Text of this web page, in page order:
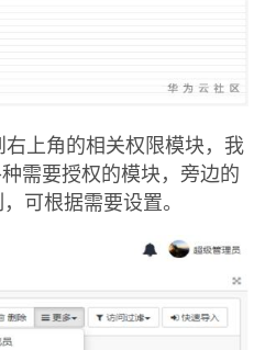
上角的相关权限模块，我
需要授权的模块，旁边的
可根据需要设置。